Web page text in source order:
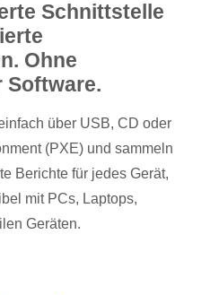
Schnittstelle
Ohne
Software.
über USB, CD oder
(PXE) und sammeln
Berichte für jedes Gerät,
mit PCs, Laptops,
Geräten.